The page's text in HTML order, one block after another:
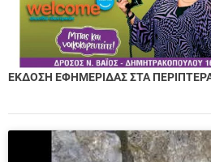
ΕΚΔΟΣΗ ΕΦΗΜΕΡΙΔΑΣ ΣΤΑ